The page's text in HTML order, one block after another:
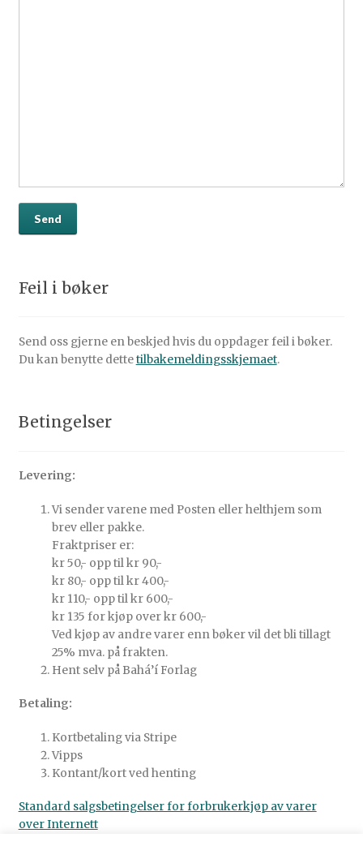
Feil i bøker
Send oss gjerne en beskjed hvis du oppdager feil i bøker.
Du kan benytte dettetilbakemeldingsskjemaet.
Betingelser
Levering:
Vi sender varene med Posten eller helthjem som
brev eller pakke.
Fraktpriser er:
kr 50,- opp til kr 90,-
kr 80,- opp til kr 400,-
kr 110,- opp til kr 600,-
kr 135 for kjøp over kr 600,-
Ved kjøp av andre varer enn bøker vil det bli tillagt
25% mva. på frakten.
Hent selv på Bahá’í Forlag
Betaling:
Kortbetaling via Stripe
Vipps
Kontant/kort ved henting
Standard salgsbetingelser for forbrukerkjøp av varer
over Internett